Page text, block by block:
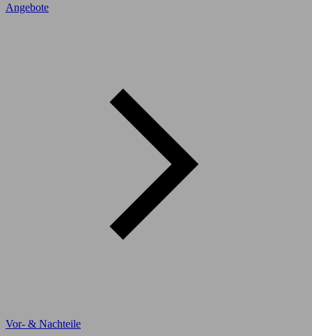
Angebote
Vor- & Nachteile